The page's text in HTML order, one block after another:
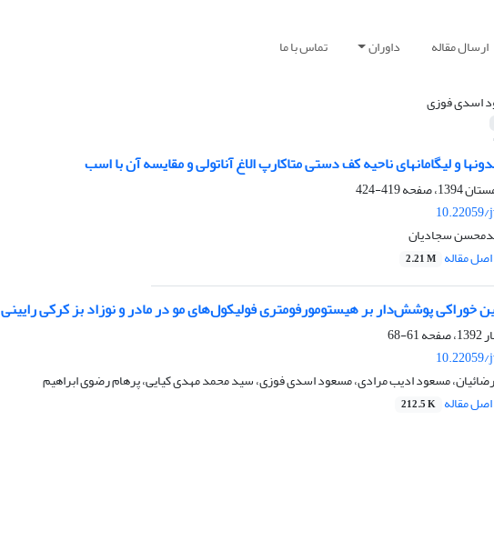
ارسال مقاله داوران تماس با ما
اسدی فوزی
و لیگامانهای ناحیه کف دستی متاکارپ الاغ آناتولی و مقایسه آن با اسب
419-424
سجادیان
اصل مقاله 2.21 M
خوراکی پوشش‌دار بر هیستومورفومتری فولیکول‌های مو در مادر و نوزاد بز کرکی رایینی
61-68
مسعود ادیب مرادی، مسعود اسدی فوزی، سید محمد مهدی کیایی، پرهام رضوی ابراهیم
اصل مقاله 212.5 K